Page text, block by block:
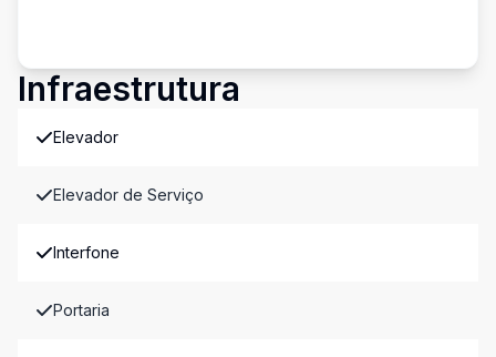
Infraestrutura
Elevador
Elevador de Serviço
Interfone
Portaria